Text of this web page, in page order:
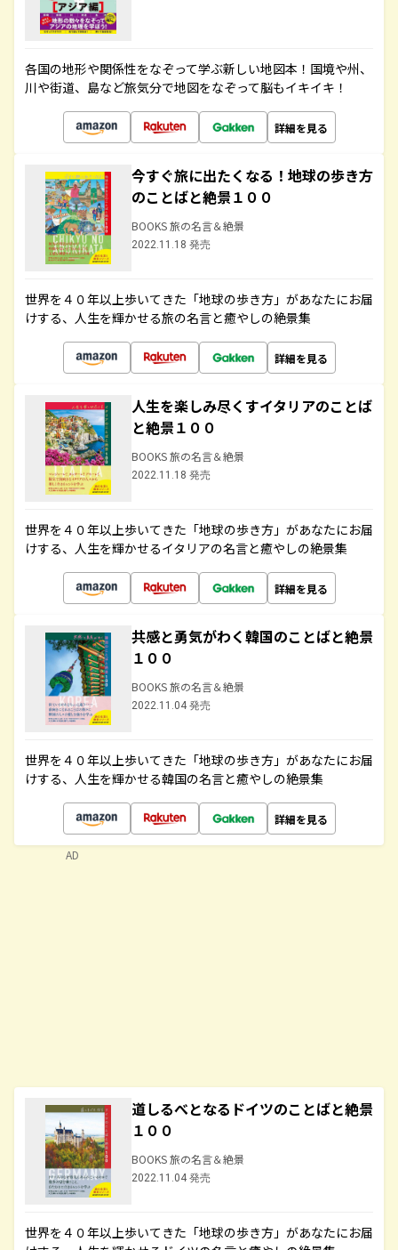
各国の地形や関係性をなぞって学ぶ新しい地図本！国境や州、
川や街道、島など旅気分で地図をなぞって脳もイキイキ！
詳細を見る
今すぐ旅に出たくなる！地球の歩き方
のことばと絶景１００
BOOKS 旅の名言＆絶景
2022.11.18 発売
世界を４０年以上歩いてきた「地球の歩き方」があなたにお届
けする、人生を輝かせる旅の名言と癒やしの絶景集
詳細を見る
人生を楽しみ尽くすイタリアのことば
と絶景１００
BOOKS 旅の名言＆絶景
2022.11.18 発売
世界を４０年以上歩いてきた「地球の歩き方」があなたにお届
けする、人生を輝かせるイタリアの名言と癒やしの絶景集
詳細を見る
共感と勇気がわく韓国のことばと絶景
１００
BOOKS 旅の名言＆絶景
2022.11.04 発売
世界を４０年以上歩いてきた「地球の歩き方」があなたにお届
けする、人生を輝かせる韓国の名言と癒やしの絶景集
詳細を見る
道しるべとなるドイツのことばと絶景
１００
BOOKS 旅の名言＆絶景
2022.11.04 発売
世界を４０年以上歩いてきた「地球の歩き方」があなたにお届
AD